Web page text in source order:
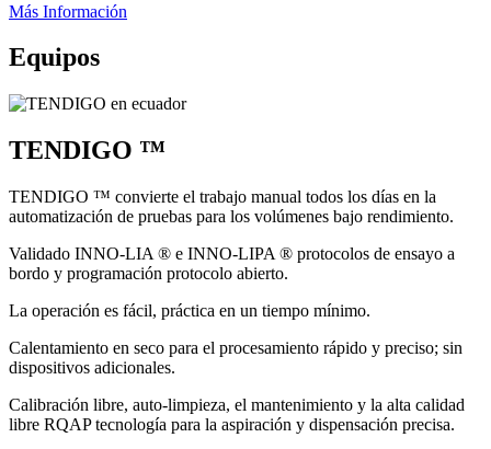
Más Información
Equipos
TENDIGO ™
TENDIGO ™ convierte el trabajo manual todos los días en la
automatización de pruebas para los volúmenes bajo rendimiento.
Validado INNO-LIA ® e INNO-LIPA ® protocolos de ensayo a
bordo y programación protocolo abierto.
La operación es fácil, práctica en un tiempo mínimo.
Calentamiento en seco para el procesamiento rápido y preciso; sin
dispositivos adicionales.
Calibración libre, auto-limpieza, el mantenimiento y la alta calidad
libre RQAP tecnología para la aspiración y dispensación precisa.